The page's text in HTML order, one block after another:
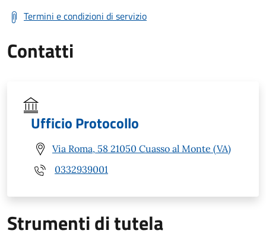
Termini e condizioni di servizio
Contatti
Ufficio Protocollo
Via Roma, 58 21050 Cuasso al Monte (VA)
0332939001
Strumenti di tutela